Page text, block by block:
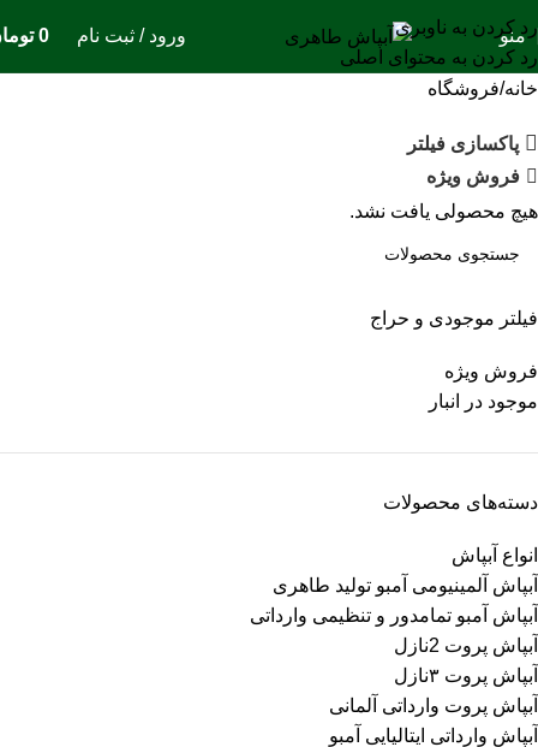
رد کردن به ناوبری
رد کردن به محتوای اصلی
منو ورود / ثبت نام 0
فیلتر موجودی و حراج
فروش ویژه
موجود در انبار
دسته‌های محصولات
انواع آبپاش
آبپاش آلمینیومی آمبو تولید طاهری
آبپاش آمبو تمامدور و تنظیمی وارداتی
آبپاش پروت 2نازل
آبپاش پروت ۳نازل
آبپاش پروت وارداتی آلمانی
آبپاش وارداتی ایتالیایی آمبو
خانه فروشگاه
پاکسازی فیلتر
فروش ویژه
هیچ محصولی یافت نشد.